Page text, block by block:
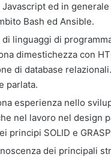
ed in generale
Bash ed Ansible.
linguaggi di
dimestichezza con
di database
parlata.
esperienza nello
nel lavoro nel design
principi SOLID e
dei principali